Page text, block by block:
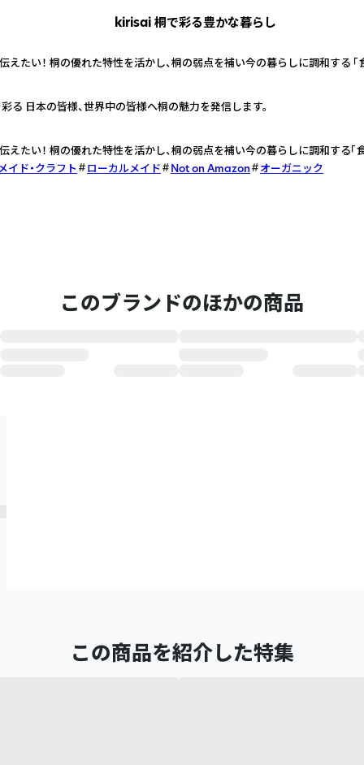
kirisai 桐で彩る豊かな暮らし
たい！ 桐の優れた特性を活かし、桐の弱点を補い今の暮らしに調和する 「
る 日本の皆様、世界中の皆様へ桐の魅力を発信します。
たい！ 桐の優れた特性を活かし、桐の弱点を補い今の暮らしに調和する「
イド・クラフト
ローカルメイド Not on Amazon オーガニック
このブランドのほかの商品
この商品を紹介した特集